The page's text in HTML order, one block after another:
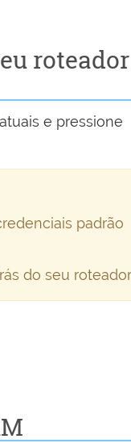
roteador
e pressione
padrão
do seu